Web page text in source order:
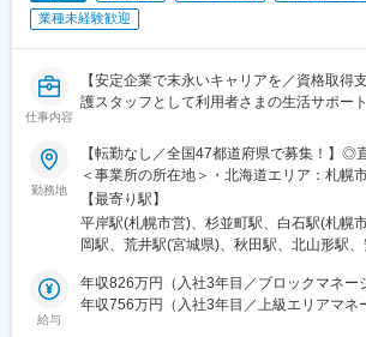
業種未経験歓迎
仕事内容
【安定企業で末永いキャリアを／資格取得
護スタッフとして利用者さまの生活サポート
勤務地
【転勤なし／全国47都道府県で募集！】◎
＜事業所の所在地＞・北海道エリア：札幌
／函館市・東北エリア：岩手市／仙台市／
市／弘前市・関東エリア：茨城市／栃木市
志野市／板橋区／多摩市／相模原市／藤沢
ア：新潟市／富山市／金沢市／福井市／長
阪市／宇治市／西宮市／奈良市／大津市／
【最寄り駅】
平岸駅(札幌市営)、杉並町駅、白石駅(札幌
岡駅、荒井駅(宮城県)、秋田駅、北山形駅、
上駅、多摩センター駅、相模原駅、藤沢駅
(長野県)、県庁前駅(富山県)、上諸江駅、八
給与
年収826万円（入社3年目／ブロックマネー
年収756万円（入社3年目／上級エリアマネ